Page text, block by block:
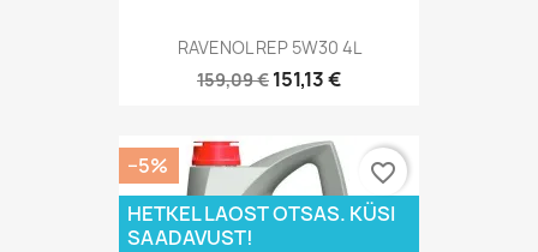
RAVENOL REP 5W30 4L
159,09 € 151,13 €
−5%
HETKEL LAOST OTSAS. KÜSI
SAADAVUST!
favorite_border